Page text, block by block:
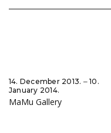
14. December 2013. ‒ 10.
January 2014.
MaMu Gallery